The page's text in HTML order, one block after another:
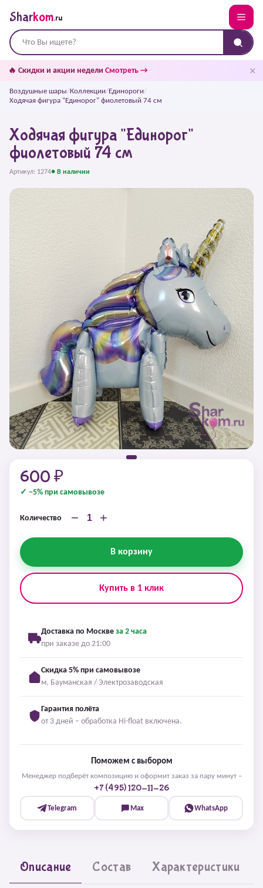
Sharkom.ru
🔥 Скидки и акции недели Смотреть → ✕
Воздушные шары/Коллекции/Единороги/
Ходячая фигура "Единорог" фиолетовый 74 см
Ходячая фигура "Единорог"
фиолетовый 74 см
Артикул: 1274● В наличии
600 ₽
✓ −5% при самовывозе
Количество − +
В корзину
Купить в 1 клик
Доставка по Москве за 2 часа
при заказе до 21:00
Скидка 5% при самовывозе
м. Бауманская / Электрозаводская
Гарантия полёта
от 3 дней – обработка Hi-float включена.
Поможем с выбором
Менеджер подберёт композицию и оформит заказ за пару минут –
+7 (495) 120-11-26
Telegram Max WhatsApp
Описание Состав Характеристики